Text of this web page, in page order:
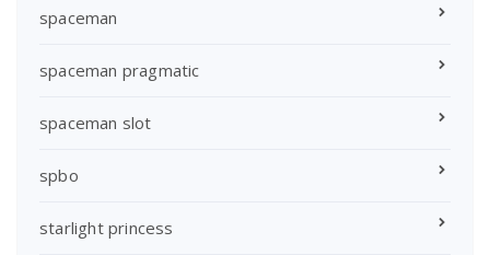
spaceman
spaceman pragmatic
spaceman slot
spbo
starlight princess